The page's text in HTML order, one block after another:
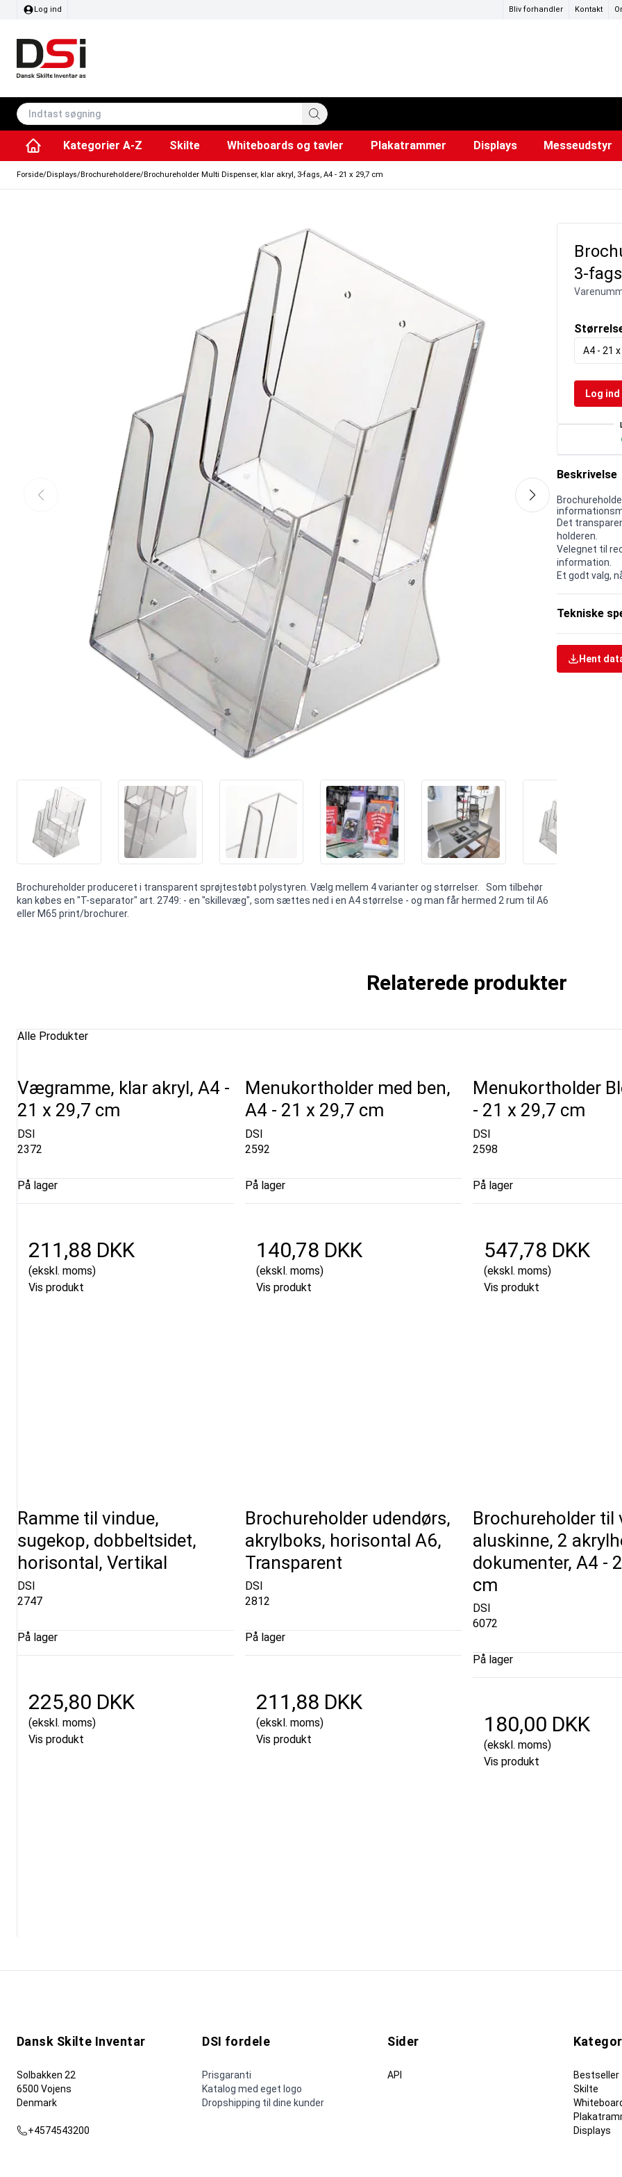
Log ind Bliv forhandler Kontakt
Kategorier A-Z Skilte Whiteboards og tavler Plakatrammer Displays Messeudstyr
Forside/Displays/Brochureholdere/Brochureholder Multi Dispenser, klar akryl, 3-fags, A4 - 21 x 29,7 cm
Brochureholder produceret i transparent sprøjtestøbt polystyren. Vælg mellem 4 varianter og størrelser. Som tilbehør
kan købes en "T-separator" art. 2749: - en "skillevæg", som sættes ned i en A4 størrelse - og man får hermed 2 rum til A6
eller M65 print/brochurer.
3-
A4 - 21
Log
Beskrivelse
Det
holderen.
Velegnet til
information.
Et godt valg,
Tekniske
Hent
Relaterede produkter
Alle Produkter
Vægramme, klar akryl, A4 -
21 x 29,7 cm
DSI
2372
På lager
211,88 DKK
(ekskl. moms)
Vis produkt
Menukortholder med ben,
A4 - 21 x 29,7 cm
DSI
2592
På lager
140,78 DKK
(ekskl. moms)
Vis produkt
Menukortholder
- 21 x 29,7 cm
DSI
2598
På lager
547,78 DKK
(ekskl. moms)
Vis produkt
Ramme til vindue,
sugekop, dobbeltsidet,
horisontal, Vertikal
DSI
2747
På lager
225,80 DKK
(ekskl. moms)
Vis produkt
Brochureholder udendørs,
akrylboks, horisontal A6,
Transparent
DSI
2812
På lager
211,88 DKK
(ekskl. moms)
Vis produkt
Brochureholder til
aluskinne, 2
dokumenter, A4 -
cm
DSI
6072
På lager
180,00 DKK
(ekskl. moms)
Vis produkt
Dansk Skilte Inventar
Solbakken 22
6500 Vojens
Denmark
+4574543200
DSI fordele
Prisgaranti
Katalog med eget logo
Dropshipping til dine kunder
Sider
API
Bestseller
Skilte
Displays